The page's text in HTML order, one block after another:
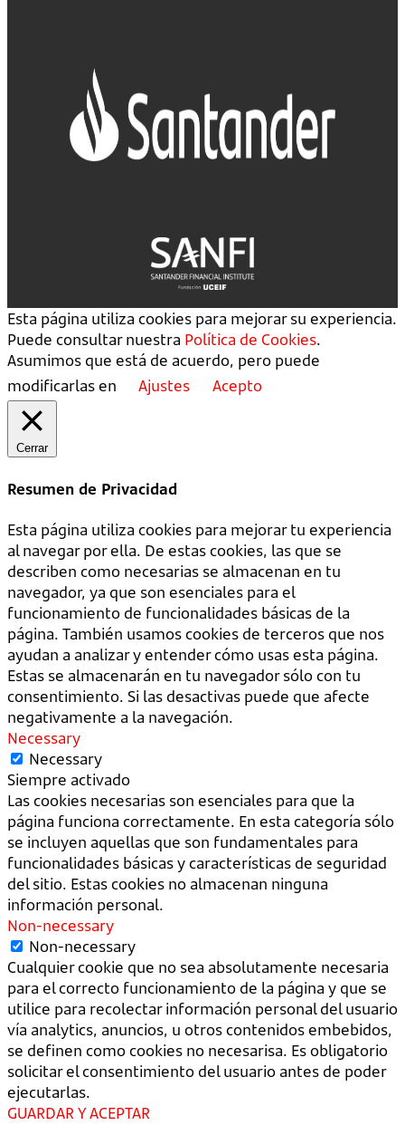
Esta página utiliza cookies para mejorar su experiencia.
Puede consultar nuestra Política de Cookies.
Asumimos que está de acuerdo, pero puede
modificarlas en
Ajustes Acepto
Cerrar
Resumen de Privacidad
Esta página utiliza cookies para mejorar tu experiencia
al navegar por ella. De estas cookies, las que se
describen como necesarias se almacenan en tu
navegador, ya que son esenciales para el
funcionamiento de funcionalidades básicas de la
página. También usamos cookies de terceros que nos
ayudan a analizar y entender cómo usas esta página.
Estas se almacenarán en tu navegador sólo con tu
consentimiento. Si las desactivas puede que afecte
negativamente a la navegación.
Necessary
Necessary
Siempre activado
Las cookies necesarias son esenciales para que la
página funciona correctamente. En esta categoría sólo
se incluyen aquellas que son fundamentales para
funcionalidades básicas y características de seguridad
del sitio. Estas cookies no almacenan ninguna
información personal.
Non-necessary
Non-necessary
Cualquier cookie que no sea absolutamente necesaria
para el correcto funcionamiento de la página y que se
utilice para recolectar información personal del usuario
vía analytics, anuncios, u otros contenidos embebidos,
se definen como cookies no necesarisa. Es obligatorio
solicitar el consentimiento del usuario antes de poder
ejecutarlas.
GUARDAR Y ACEPTAR